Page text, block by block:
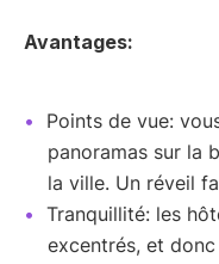
Avantages:
Points de vue:
panoramas sur la
la ville. Un réveil
Tranquillité: les
excentrés, et